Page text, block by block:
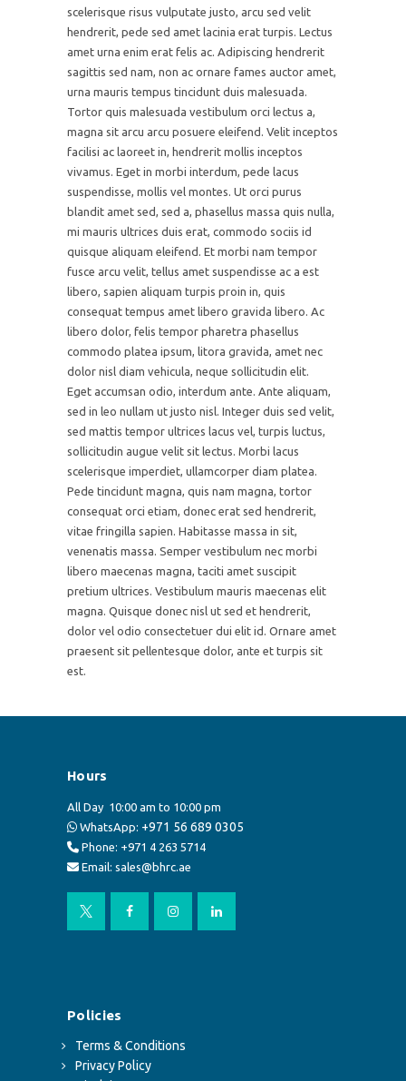
scelerisque risus vulputate justo, arcu sed velit
hendrerit, pede sed amet lacinia erat turpis. Lectus
amet urna enim erat felis ac. Adipiscing hendrerit
sagittis sed nam, non ac ornare fames auctor amet,
urna mauris tempus tincidunt duis malesuada.
Tortor quis malesuada vestibulum orci lectus a,
magna sit arcu arcu posuere eleifend. Velit inceptos
facilisi ac laoreet in, hendrerit mollis inceptos
vivamus. Eget in morbi interdum, pede lacus
suspendisse, mollis vel montes. Ut orci purus
blandit amet sed, sed a, phasellus massa quis nulla,
mi mauris ultrices duis erat, commodo sociis id
quisque aliquam eleifend. Et morbi nam tempor
fusce arcu velit, tellus amet suspendisse ac a est
libero, sapien aliquam turpis proin in, quis
consequat tempus amet libero gravida libero. Ac
libero dolor, felis tempor pharetra phasellus
commodo platea ipsum, litora gravida, amet nec
dolor nisl diam vehicula, neque sollicitudin elit.
Eget accumsan odio, interdum ante. Ante aliquam,
sed in leo nullam ut justo nisl. Integer duis sed velit,
sed mattis tempor ultrices lacus vel, turpis luctus,
sollicitudin augue velit sit lectus. Morbi lacus
scelerisque imperdiet, ullamcorper diam platea.
Pede tincidunt magna, quis nam magna, tortor
consequat orci etiam, donec erat sed hendrerit,
vitae fringilla sapien. Habitasse massa in sit,
venenatis massa. Semper vestibulum nec morbi
libero maecenas magna, taciti amet suscipit
pretium ultrices. Vestibulum mauris maecenas elit
magna. Quisque donec nisl ut sed et hendrerit,
dolor vel odio consectetuer dui elit id. Ornare amet
praesent sit pellentesque dolor, ante et turpis sit
est.
Hours
All Day 10:00 am to 10:00 pm
WhatsApp: +971 56 689 0305
Phone: +971 4 263 5714
Email: sales@bhrc.ae
Policies
Terms & Conditions
Privacy Policy